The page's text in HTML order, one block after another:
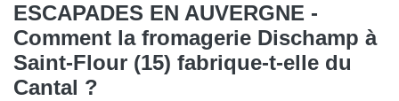
ESCAPADES EN AUVERGNE -
Comment la fromagerie Dischamp à
Saint-Flour (15) fabrique-t-elle du
Cantal ?